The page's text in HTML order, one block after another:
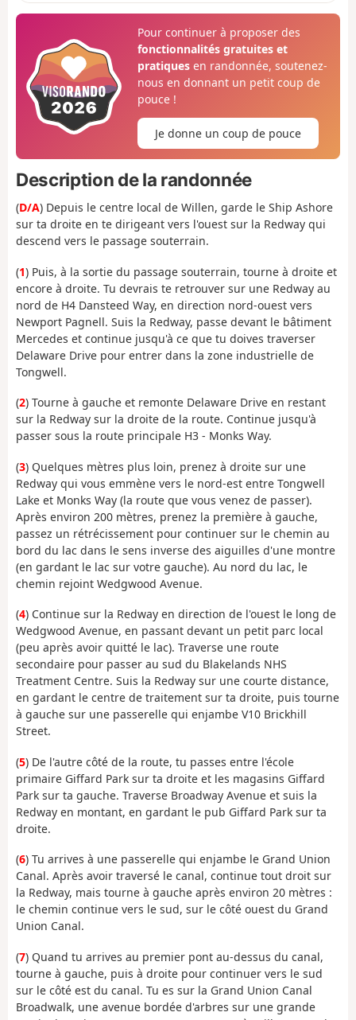
Pour continuer à proposer des
fonctionnalités gratuites et
pratiquesen randonnée, soutenez-
nous en donnant un petit coup de
pouce !
Je donne un coup de pouce
Description de la randonnée
(D/A) Depuis le centre local de Willen, garde le Ship Ashore
sur ta droite en te dirigeant vers l'ouest sur la Redway qui
descend vers le passage souterrain.
(1) Puis, à la sortie du passage souterrain, tourne à droite et
encore à droite. Tu devrais te retrouver sur une Redway au
nord de H4 Dansteed Way, en direction nord-ouest vers
Newport Pagnell. Suis la Redway, passe devant le bâtiment
Mercedes et continue jusqu'à ce que tu doives traverser
Delaware Drive pour entrer dans la zone industrielle de
Tongwell.
(2) Tourne à gauche et remonte Delaware Drive en restant
sur la Redway sur la droite de la route. Continue jusqu'à
passer sous la route principale H3 - Monks Way.
(3) Quelques mètres plus loin, prenez à droite sur une
Redway qui vous emmène vers le nord-est entre Tongwell
Lake et Monks Way (la route que vous venez de passer).
Après environ 200 mètres, prenez la première à gauche,
passez un rétrécissement pour continuer sur le chemin au
bord du lac dans le sens inverse des aiguilles d'une montre
(en gardant le lac sur votre gauche). Au nord du lac, le
chemin rejoint Wedgwood Avenue.
(4) Continue sur la Redway en direction de l'ouest le long de
Wedgwood Avenue, en passant devant un petit parc local
(peu après avoir quitté le lac). Traverse une route
secondaire pour passer au sud du Blakelands NHS
Treatment Centre. Suis la Redway sur une courte distance,
en gardant le centre de traitement sur ta droite, puis tourne
à gauche sur une passerelle qui enjambe V10 Brickhill
Street.
(5) De l'autre côté de la route, tu passes entre l'école
primaire Giffard Park sur ta droite et les magasins Giffard
Park sur ta gauche. Traverse Broadway Avenue et suis la
Redway en montant, en gardant le pub Giffard Park sur ta
droite.
(6) Tu arrives à une passerelle qui enjambe le Grand Union
Canal. Après avoir traversé le canal, continue tout droit sur
la Redway, mais tourne à gauche après environ 20 mètres :
le chemin continue vers le sud, sur le côté ouest du Grand
Union Canal.
(7) Quand tu arrives au premier pont au-dessus du canal,
tourne à gauche, puis à droite pour continuer vers le sud
sur le côté est du canal. Tu es sur la Grand Union Canal
Broadwalk, une avenue bordée d'arbres sur une grande